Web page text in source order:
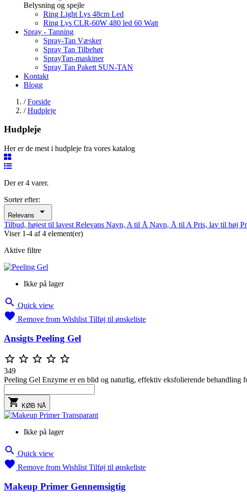
Belysning og spejle
Ring Light Lys 48cm Led
Ring Lys CLR-60W 480 led 60 Watt
Spray - Tanning
Spray-Tan Væsker
Spray Tan Tilbehør
SprayTan-maskiner
Spray Tan Pakett SUN-TAN
Kontakt
Blogg
/ Forside
/ Hudpleje
Hudpleje
Her er de mest i hudpleje fra vores katalog
Der er 4 varer.
Sorter efter:
Relevans 
Tilbud, højest til lavest Relevans Navn, A til Å Navn, Å til A Pris, lav til høj
Viser 1-4 af 4 element(er)
Aktive filtre
Ikke på lager
 Quick view
 Remove from Wishlist Tilføj til ønskeliste
Ansigts Peeling Gel
    
349
Peeling Gel Enzyme er en blid og naturlig, effektiv eksfolierende behandling
 KØB NÅ
Ikke på lager
 Quick view
 Remove from Wishlist Tilføj til ønskeliste
Makeup Primer Gennemsigtig